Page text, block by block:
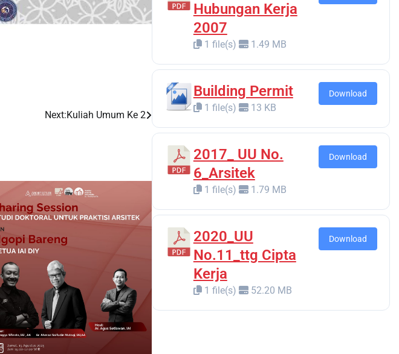
Next:Kuliah Umum Ke 2
Hubungan Kerja
2007
1 file(s) 1.49 MB
Building Permit
1 file(s) 13 KB
Download
2017_ UU No.
6_Arsitek
1 file(s) 1.79 MB
Download
2020_UU
No.11_ttg Cipta
Kerja
1 file(s) 52.20 MB
Download